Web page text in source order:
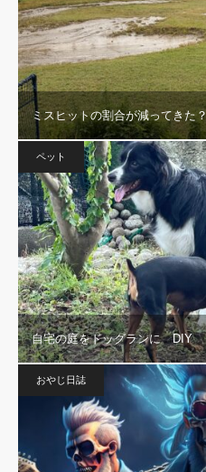
ミスヒットの割合が減ってきた？
ペット
自宅の庭をドッグランに DIY
おやじ日誌